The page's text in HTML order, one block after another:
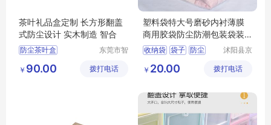
茶叶礼品盒定制 长方形翻盖
式防尘设计 实木制造 智合
防尘茶叶盒
茶叶收纳盒
东莞市智
限公司
￥ 90.00 拨打电话
塑料袋特大号磨砂内衬薄膜
商用胶袋防尘防潮包装袋装
被子的收纳袋
收纳袋 袋子 防尘
沭阳县京
心
￥ 20.00 拨打电话